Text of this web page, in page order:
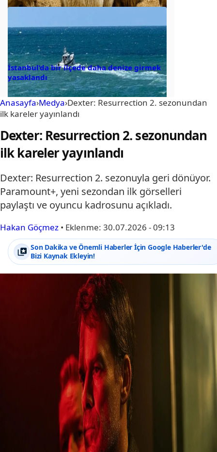
İstanbul’da bir ilçede daha denize girmek
yasaklandı
Anasayfa›Medya›Dexter: Resurrection 2. sezonundan
ilk kareler yayınlandı
Dexter: Resurrection 2. sezonundan
ilk kareler yayınlandı
Dexter: Resurrection 2. sezonuyla geri dönüyor.
Paramount+, yeni sezondan ilk görselleri
paylaştı ve oyuncu kadrosunu açıkladı.
Hakan Göçmez • Eklenme: 30.07.2026 - 09:13
Son Dakika ve Önemli Haberler İçin Google Haberler'de
Bizi Kaynak Ekleyin!